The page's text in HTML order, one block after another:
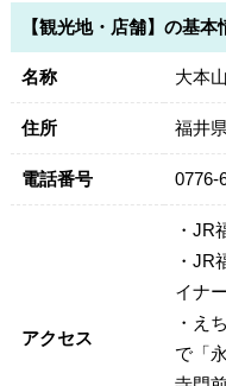
【観光地・店舗】の基本
名称 大本
住所 福井
電話番号 0776-
アクセス
・JR
・JR
イナ
・え
で「